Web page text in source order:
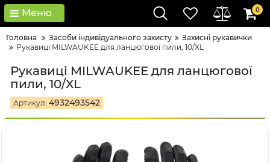
Меню 0
Головна Засоби індивідуального захисту
Захисні рукавички
Рукавиці MILWAUKEE для ланцюгової пили, 10/XL
Рукавиці MILWAUKEE для ланцюгової
пили, 10/XL
Артикул: 4932493542